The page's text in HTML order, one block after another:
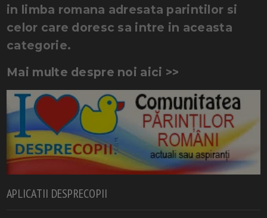
in limba romana adresata parintilor si
celor care doresc sa intre in aceasta
categorie.
Mai multe despre noi aici >>
APLICATII DESPRECOPII